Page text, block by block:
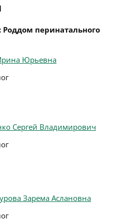
перинатального
Юрьевна
Сергей Владимирович
Зарема Аслановна